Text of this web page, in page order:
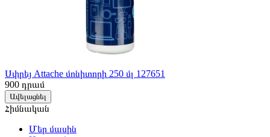
Սփրեյ Attache մոնիտորի 250 մլ 127651
900 դրամ
Ավելացնել
Հիմնական
Մեր մասին